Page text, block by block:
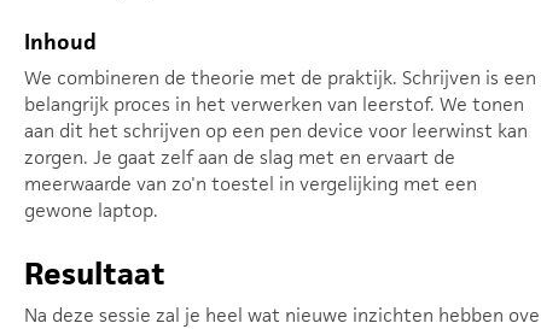
Inhoud
We combineren de theorie met de praktijk. Schrijven is een
belangrijk proces in het verwerken van leerstof. We tonen
aan dit het schrijven op een pen device voor leerwinst kan
zorgen. Je gaat zelf aan de slag met en ervaart de
meerwaarde van zo'n toestel in vergelijking met een
gewone laptop.
Resultaat
Na deze sessie zal je heel wat nieuwe inzichten hebben